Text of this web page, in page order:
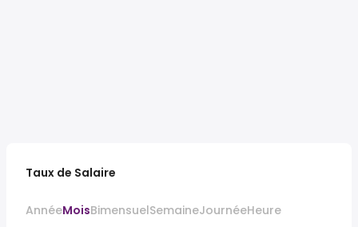
Taux de Salaire
AnnéeMoisBimensuelSemaineJournéeHeure